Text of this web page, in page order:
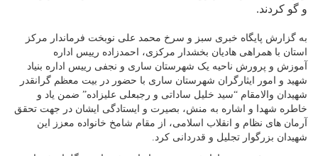
و گو کردند.
به گزارش پایگاه خبری سبز و سرخ محمد علی نوبخت فرماندار مرکز
استان با همراهی هادیان بخشدار مرکزی، احمدزاده رییس اداره
آموزش و پرورش ناحیه یک شهرستان ساری و نجفی رییس اداره بنیاد
شهید و امور ایثارگران شهرستان ساری با حضور در بیت معظم گرانقدر
شهیدان والامقام “سید خلیل ساداتی و رجبعلی علیزاده” ضمن یاد و
خاطره شهدا و اشاره به منش، بصیرت و ایستادگی ایشان در جهت تحقق
آرمان های نظام و انقلاب اسلامی، از مقام شامخ خانواده معزز این
شهیدان بزرگوار تجلیل و قدردانی کرد. ‎ ‎